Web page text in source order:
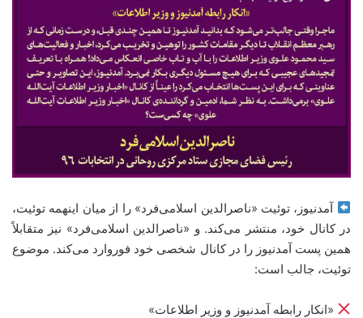
آمدنیوز، توئیت «ناصرالدین اسلامی‌فرد» را از میان اینهمه توئیت،
در کانال خود، منتشر می‌کند. و «ناصرالدین اسلامی‌فرد» نیز متقابلاً
همین پست آمدنیوز را در کانال شخصی خود فوروارد می‌کند. موضوع
توئیت، جالب است:
«انکار رابطه آمدنیوز و وزیر اطلاعات»